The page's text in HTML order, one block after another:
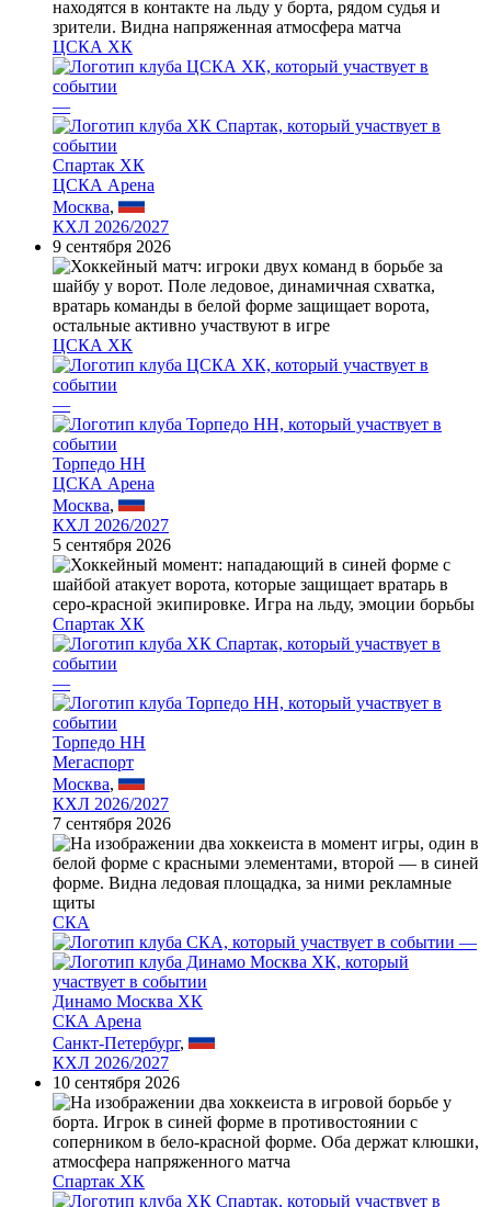
ЦСКА ХК
—
Спартак ХК
ЦСКА Арена
Москва,
КХЛ 2026/2027
9 сентября 2026
ЦСКА ХК
—
Торпедо НН
ЦСКА Арена
Москва,
КХЛ 2026/2027
5 сентября 2026
Спартак ХК
—
Торпедо НН
Мегаспорт
Москва,
КХЛ 2026/2027
7 сентября 2026
СКА
—
Динамо Москва ХК
СКА Арена
Санкт-Петербург,
КХЛ 2026/2027
10 сентября 2026
Спартак ХК